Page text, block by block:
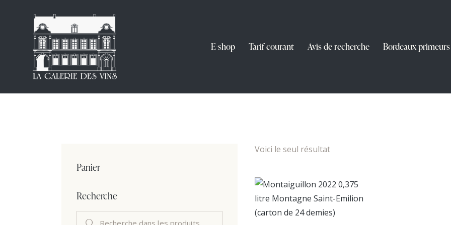
E-shop Tarif courant Avis de recherche Bordeaux primeurs
Voici le seul résultat
Panier
Recherche